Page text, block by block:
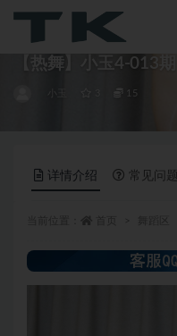
【热舞】小玉4-013期
小玉 15
详情介绍 常见问题